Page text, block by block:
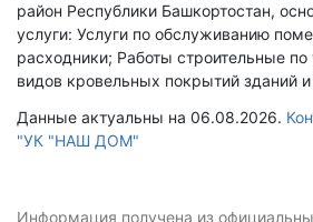
район Республики Башкортостан,
услуги: Услуги по обслуживанию
расходники; Работы строительные
видов кровельных покрытий зданий
Данные актуальны на 06.08.2026.
"УК "НАШ ДОМ"
Информация получена из